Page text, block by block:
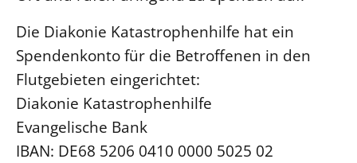
Die Diakonie Katastrophenhilfe hat ein
Spendenkonto für die Betroffenen in den
Flutgebieten eingerichtet:
Diakonie Katastrophenhilfe
Evangelische Bank
IBAN: DE68 5206 0410 0000 5025 02